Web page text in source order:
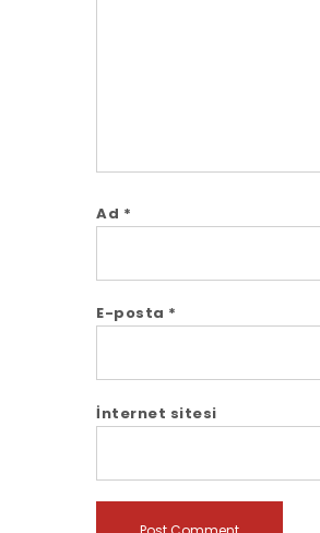
Ad *
E-posta *
İnternet sitesi